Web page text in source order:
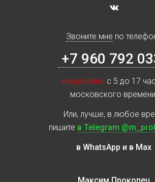
Звоните мне по
+7 960 792
ежедневно с 5 до 17
московского времени.
Или, лучше, в любое
пишите в Telegram
в WhatsApp и в Max